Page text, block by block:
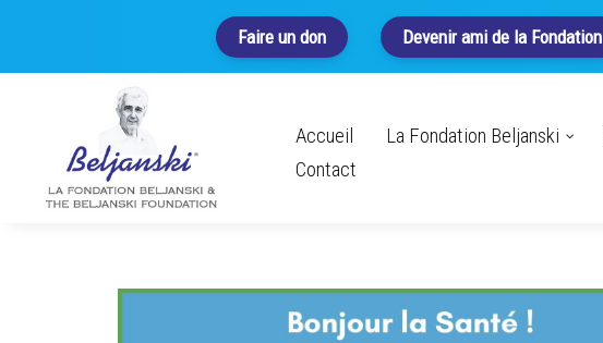
Faire un don Devenir ami de la Fondation
Accueil La Fondation Beljanski
Contact